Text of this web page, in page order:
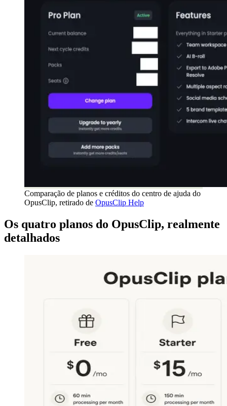
Comparação de planos e créditos do centro de ajuda do
OpusClip, retirado de OpusClip Help
Os quatro planos do OpusClip, realmente
detalhados